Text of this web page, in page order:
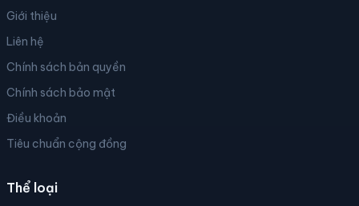
Giới thiệu
Liên hệ
Chính sách bản quyền
Chính sách bảo mật
Điều khoản
Tiêu chuẩn cộng đồng
Thể loại